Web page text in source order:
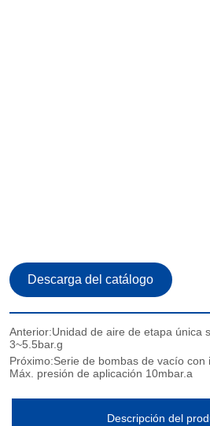
Anterior:Unidad de aire de etapa única
3~5.5bar.g
Próximo:Serie de bombas de vacío con
Máx. presión de aplicación 10mbar.a
Descripción del